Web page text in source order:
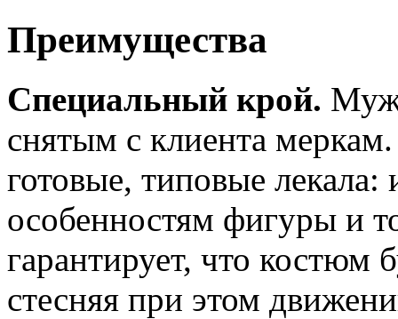
Преимущества
Специальный крой.
снятым с клиента
готовые, типовые
особенностям фигуры и
гарантирует, что костюм
стесняя при этом